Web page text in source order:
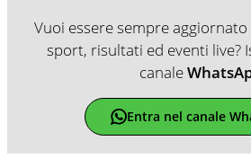
Vuoi essere sempre
sport, risultati ed eventi live?
canale
Entra nel canale